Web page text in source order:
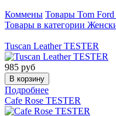
Коммены Товары Tom Ford
Товары в категории
Tuscan Leather TESTER
985 руб
Подробнее
Cafe Rose TESTER